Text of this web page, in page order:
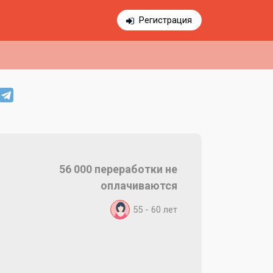
Регистрация
56 000 переработки не
оплачиваются
55 - 60 лет